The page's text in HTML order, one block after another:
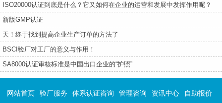
ISO20000认证到底是什么？它又如何在企业的运营和发展中发挥作用呢？
新版GMP认证
天！终于找到提高企业生产订单的方法了
BSCI验厂对工厂的意义与作用！
SA8000认证审核标准是中国出口企业的“护照”
网站首页 验厂服务 体系认证咨询 管理咨询 资讯中心 自助报价